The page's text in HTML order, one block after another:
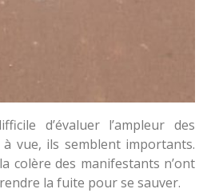
d’évaluer l’ampleur des
vue, ils semblent importants.
colère des manifestants n’ont
la fuite pour se sauver.